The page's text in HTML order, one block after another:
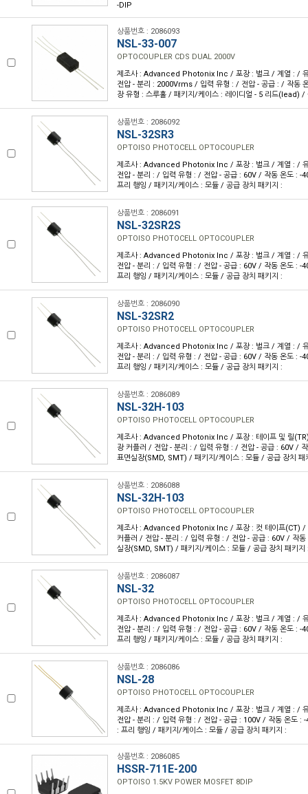
-DIP
상품번호 : 2086093
NSL-33-007
OPTOCOUPLER CDS DUAL 2000V
제조사 : Advanced Photonix Inc / 포장 : 벌크 / 계열 : /
전압 - 분리 : 2000Vrms / 입력 유형 : / 전압 - 공급 : / 작동
장 유형 : 스루홀 / 패키지/케이스 : 레이디얼 - 5 리드(lead) /
상품번호 : 2086092
NSL-32SR3
OPTOISO PHOTOCELL OPTOCOUPLER
제조사 : Advanced Photonix Inc / 포장 : 벌크 / 계열 : /
전압 - 분리 : / 입력 유형 : / 전압 - 공급 : 60V / 작동 온도 : -
프리 행잉 / 패키지/케이스 : 모듈 / 공급 장치 패키지 :
상품번호 : 2086091
NSL-32SR2S
OPTOISO PHOTOCELL OPTOCOUPLER
제조사 : Advanced Photonix Inc / 포장 : 벌크 / 계열 : /
전압 - 분리 : / 입력 유형 : / 전압 - 공급 : 60V / 작동 온도 : -
프리 행잉 / 패키지/케이스 : 모듈 / 공급 장치 패키지 :
상품번호 : 2086090
NSL-32SR2
OPTOISO PHOTOCELL OPTOCOUPLER
제조사 : Advanced Photonix Inc / 포장 : 벌크 / 계열 : /
전압 - 분리 : / 입력 유형 : / 전압 - 공급 : 60V / 작동 온도 : -
프리 행잉 / 패키지/케이스 : 모듈 / 공급 장치 패키지 :
상품번호 : 2086089
NSL-32H-103
OPTOISO PHOTOCELL OPTOCOUPLER
제조사 : Advanced Photonix Inc / 포장 : 테이프 및 릴
광 커플러 / 전압 - 분리 : / 입력 유형 : / 전압 - 공급 : 60V /
표면실장(SMD, SMT) / 패키지/케이스 : 모듈 / 공급 장치 패
상품번호 : 2086088
NSL-32H-103
OPTOISO PHOTOCELL OPTOCOUPLER
제조사 : Advanced Photonix Inc / 포장 : 컷 테이프(CT) /
커플러 / 전압 - 분리 : / 입력 유형 : / 전압 - 공급 : 60V / 작
실장(SMD, SMT) / 패키지/케이스 : 모듈 / 공급 장치 패키지
상품번호 : 2086087
NSL-32
OPTOISO PHOTOCELL OPTOCOUPLER
제조사 : Advanced Photonix Inc / 포장 : 벌크 / 계열 : /
전압 - 분리 : / 입력 유형 : / 전압 - 공급 : 60V / 작동 온도 : -
프리 행잉 / 패키지/케이스 : 모듈 / 공급 장치 패키지 :
상품번호 : 2086086
NSL-28
OPTOISO PHOTOCELL OPTOCOUPLER
제조사 : Advanced Photonix Inc / 포장 : 벌크 / 계열 : /
전압 - 분리 : / 입력 유형 : / 전압 - 공급 : 100V / 작동 온도 :
: 프리 행잉 / 패키지/케이스 : 모듈 / 공급 장치 패키지 :
상품번호 : 2086085
HSSR-711E-200
OPTOISO 1.5KV POWER MOSFET 8DIP